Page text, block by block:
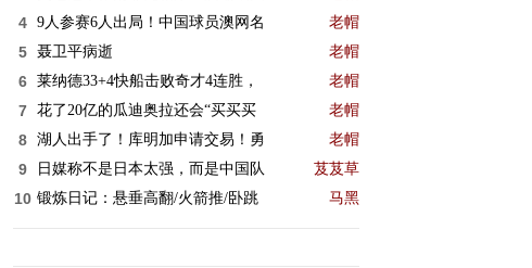
4 9人参赛6人出局！中国球员澳网名 老帽
5 聂卫平病逝 老帽
6 莱纳德33+4快船击败奇才4连胜， 老帽
7 花了20亿的瓜迪奥拉还会“买买买 老帽
8 湖人出手了！库明加申请交易！勇 老帽
9 日媒称不是日本太强，而是中国队 芨芨草
10 锻炼日记：悬垂高翻/火箭推/卧跳 马黑